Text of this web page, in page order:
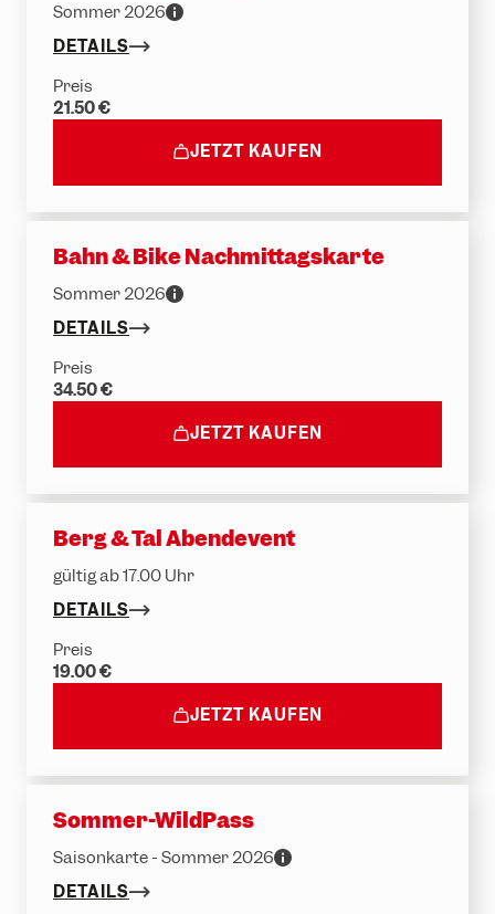
Sommer 2026
DETAILS
Preis
21.50 €
JETZT KAUFEN
Bahn & Bike Nachmittagskarte
Sommer 2026
DETAILS
Preis
34.50 €
JETZT KAUFEN
Berg & Tal Abendevent
gültig ab 17.00 Uhr
DETAILS
Preis
19.00 €
JETZT KAUFEN
Sommer-WildPass
Saisonkarte - Sommer 2026
DETAILS